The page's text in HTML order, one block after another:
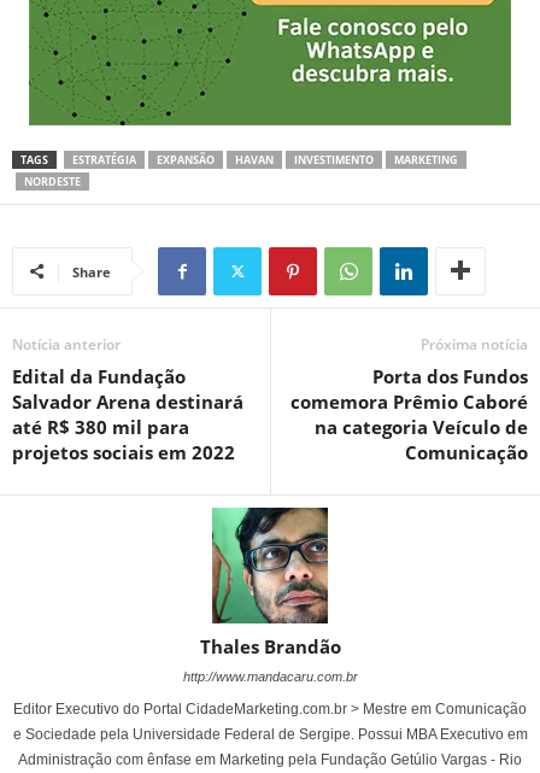
TAGS ESTRATÉGIA EXPANSÃO HAVAN INVESTIMENTO
MARKETING
NORDESTE
Share
Notícia anterior
Edital da Fundação
Salvador Arena destinará
até R$ 380 mil para
projetos sociais em 2022
Próxima notícia
Porta dos Fundos
comemora Prêmio Caboré
na categoria Veículo de
Comunicação
Thales Brandão
http://www.mandacaru.com.br
Editor Executivo do Portal CidadeMarketing.com.br > Mestre em Comunicação
e Sociedade pela Universidade Federal de Sergipe. Possui MBA Executivo em
Administração com ênfase em Marketing pela Fundação Getúlio Vargas - Rio